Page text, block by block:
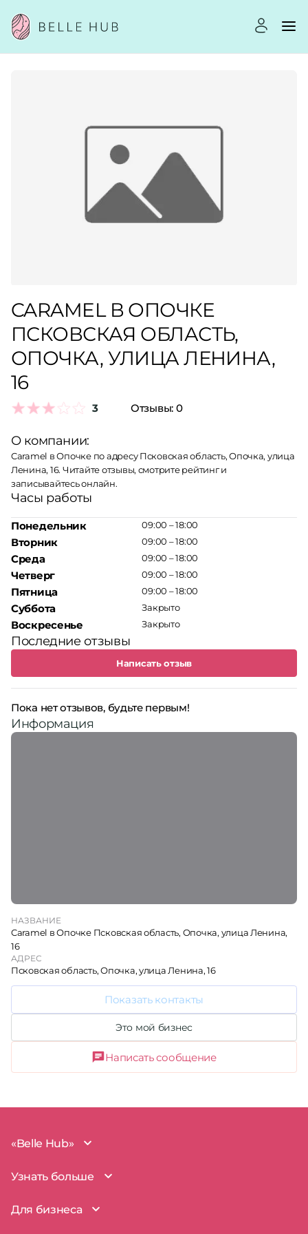
CARAMEL В ОПОЧКЕ
ПСКОВСКАЯ ОБЛАСТЬ,
ОПОЧКА, УЛИЦА ЛЕНИНА,
16
3 Отзывы: 0
О компании:
Caramel в Опочке по адресу Псковская область, Опочка, улица
Ленина, 16. Читайте отзывы, смотрите рейтинг и
записывайтесь онлайн.
Часы работы
Понедельник
Вторник
Среда
Четверг
Пятница
Суббота
Воскресенье
09:00 – 18:00
09:00 – 18:00
09:00 – 18:00
09:00 – 18:00
09:00 – 18:00
Закрыто
Закрыто
Последние отзывы
Написать отзыв
Пока нет отзывов, будьте первым!
Информация
НАЗВАНИЕ
Caramel в Опочке Псковская область, Опочка, улица Ленина,
16
АДРЕС
Псковская область, Опочка, улица Ленина, 16
Показать контакты
Это мой бизнес
Написать сообщение
«Belle Hub»
О проекте
Наша команда
Узнать больше
BelleHub для вас
Для бизнеса